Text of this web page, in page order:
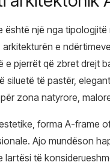
është një nga tipologjitë
arkitekturën e
e pjerrët që zbret drejt
siluetë të pastër,
zona natyrore,
forma A-frame
Ajo mundëson
lartësi të